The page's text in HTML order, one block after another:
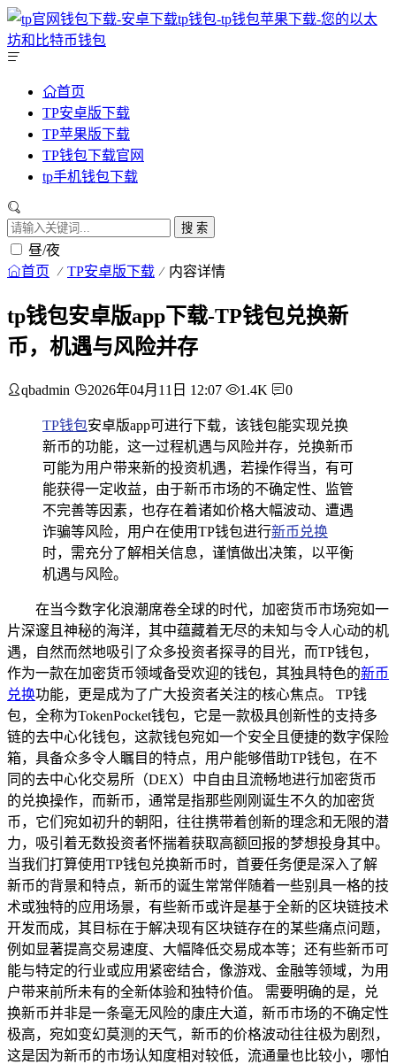
首页
TP安卓版下载
TP苹果版下载
TP钱包下载官网
tp手机钱包下载
搜 索
昼/夜
首页 TP安卓版下载 内容详情
tp钱包安卓版app下载-TP钱包兑换新
币，机遇与风险并存
qbadmin 2026年04月11日 12:07 1.4K 0
TP钱包安卓版app可进行下载，该钱包能实现兑换
新币的功能，这一过程机遇与风险并存，兑换新币
可能为用户带来新的投资机遇，若操作得当，有可
能获得一定收益，由于新币市场的不确定性、监管
不完善等因素，也存在着诸如价格大幅波动、遭遇
诈骗等风险，用户在使用TP钱包进行新币兑换
时，需充分了解相关信息，谨慎做出决策，以平衡
机遇与风险。
在当今数字化浪潮席卷全球的时代，加密货币市场宛如一
片深邃且神秘的海洋，其中蕴藏着无尽的未知与令人心动的机
遇，自然而然地吸引了众多投资者探寻的目光，而TP钱包，
作为一款在加密货币领域备受欢迎的钱包，其独具特色的新币
兑换功能，更是成为了广大投资者关注的核心焦点。 TP钱
包，全称为TokenPocket钱包，它是一款极具创新性的支持多
链的去中心化钱包，这款钱包宛如一个安全且便捷的数字保险
箱，具备众多令人瞩目的特点，用户能够借助TP钱包，在不
同的去中心化交易所（DEX）中自由且流畅地进行加密货币
的兑换操作，而新币，通常是指那些刚刚诞生不久的加密货
币，它们宛如初升的朝阳，往往携带着创新的理念和无限的潜
力，吸引着无数投资者怀揣着获取高额回报的梦想投身其中。
当我们打算使用TP钱包兑换新币时，首要任务便是深入了解
新币的背景和特点，新币的诞生常常伴随着一些别具一格的技
术或独特的应用场景，有些新币或许是基于全新的区块链技术
开发而成，其目标在于解决现有区块链存在的某些痛点问题，
例如显著提高交易速度、大幅降低交易成本等；还有些新币可
能与特定的行业或应用紧密结合，像游戏、金融等领域，为用
户带来前所未有的全新体验和独特价值。 需要明确的是，兑
换新币并非是一条毫无风险的康庄大道，新币市场的不确定性
极高，宛如变幻莫测的天气，新币的价格波动往往极为剧烈，
这是因为新币的市场认知度相对较低，流通量也比较小，哪怕